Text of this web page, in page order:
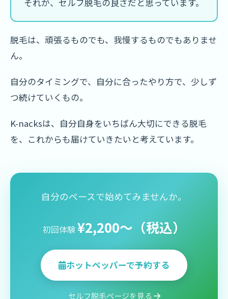
それが、セルフ脱毛の良さだと思っています。
脱毛は、頑張るものでも、我慢するものでもありませ
ん。
自分のタイミングで、自分に合ったやり方で、少しず
つ続けていくもの。
K-nacksは、自分自身をいちばん大切にできる脱毛
を、これからも届けていきたいと考えています。
自分のペースで始めてみませんか。
初回体験¥2,200〜（税込）
ホットペッパーで予約する
セルフ脱毛ページを見る